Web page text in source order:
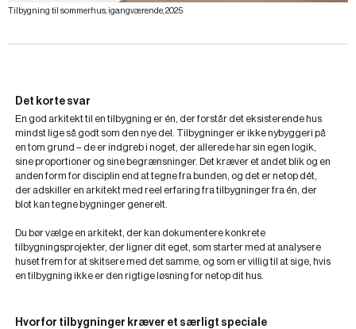
Tilbygning til sommerhus, igangværende, 2025
Det korte svar
En god arkitekt til en tilbygning er én, der forstår det eksisterende hus
mindst lige så godt som den nye del. Tilbygninger er ikke nybyggeri på
en tom grund – de er indgreb i noget, der allerede har sin egen logik,
sine proportioner og sine begrænsninger. Det kræver et andet blik og en
anden form for disciplin end at tegne fra bunden, og det er netop dét,
der adskiller en arkitekt med reel erfaring fra tilbygninger fra én, der
blot kan tegne bygninger generelt.
Du bør vælge en arkitekt, der kan dokumentere konkrete
tilbygningsprojekter, der ligner dit eget, som starter med at analysere
huset frem for at skitsere med det samme, og som er villig til at sige, hvis
en tilbygning ikke er den rigtige løsning for netop dit hus.
Hvorfor tilbygninger kræver et særligt speciale